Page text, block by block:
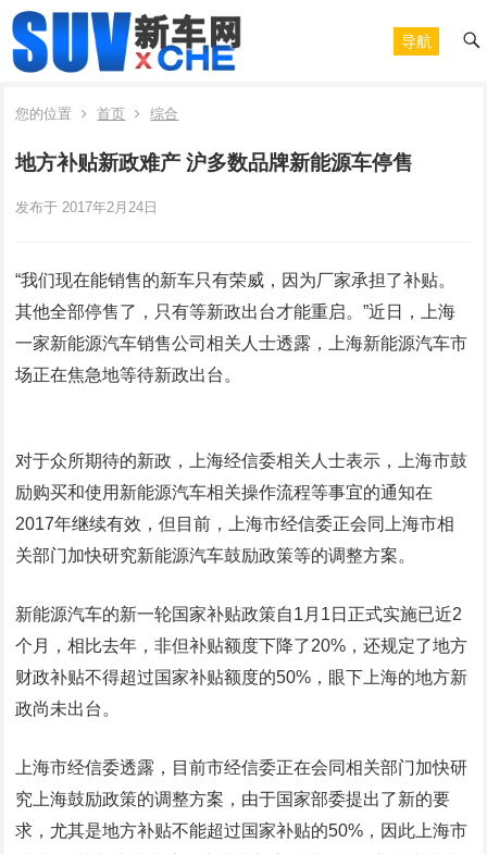
导航
您的位置 首页 综合
地方补贴新政难产 沪多数品牌新能源车停售
发布于 2017年2月24日
“我们现在能销售的新车只有荣威，因为厂家承担了补贴。
其他全部停售了，只有等新政出台才能重启。”近日，上海
一家新能源汽车销售公司相关人士透露，上海新能源汽车市
场正在焦急地等待新政出台。
对于众所期待的新政，上海经信委相关人士表示，上海市鼓
励购买和使用新能源汽车相关操作流程等事宜的通知在
2017年继续有效，但目前，上海市经信委正会同上海市相
关部门加快研究新能源汽车鼓励政策等的调整方案。
新能源汽车的新一轮国家补贴政策自1月1日正式实施已近2
个月，相比去年，非但补贴额度下降了20%，还规定了地方
财政补贴不得超过国家补贴额度的50%，眼下上海的地方新
政尚未出台。
上海市经信委透露，目前市经信委正在会同相关部门加快研
究上海鼓励政策的调整方案，由于国家部委提出了新的要
求，尤其是地方补贴不能超过国家补贴的50%，因此上海市